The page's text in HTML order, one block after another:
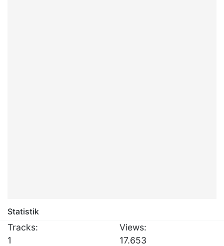
Statistik
Tracks:
1
Views:
17.653